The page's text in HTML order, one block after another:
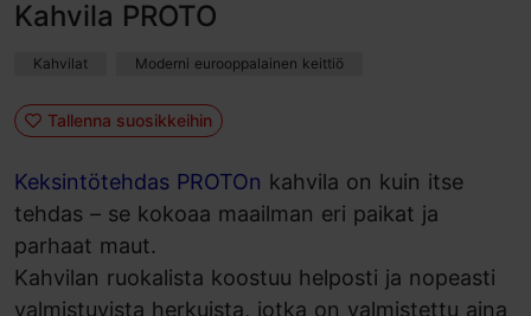
Kahvila PROTO
Kahvilat Moderni eurooppalainen keittiö
Tallenna suosikkeihin
Keksintötehdas PROTOn kahvila on kuin itse
tehdas – se kokoaa maailman eri paikat ja
parhaat maut.
Kahvilan ruokalista koostuu helposti ja nopeasti
valmistuvista herkuista, jotka on valmistettu aina